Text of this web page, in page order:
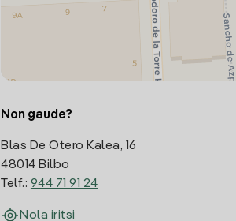
Non gaude?
Blas De Otero Kalea, 16
48014 Bilbo
Telf.: 944 71 91 24
Nola iritsi